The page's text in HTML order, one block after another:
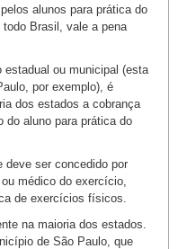
alunos para prática do
Brasil, vale a pena
estadual ou municipal (esta
por exemplo), é
dos estados a cobrança
do aluno para prática do
deve ser concedido por
médico do exercício,
de exercícios físicos.
na maioria dos estados.
de São Paulo, que